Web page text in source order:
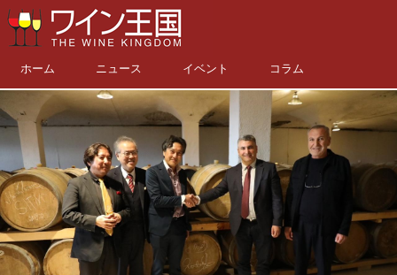
ホーム ニュース イベント コラム